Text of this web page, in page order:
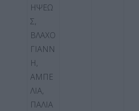
ΗΨΕΩ
Σ,
ΒΛΑΧΟ
ΓΙΑΝΝ
Η,
ΑΜΠΕ
ΛΙΑ,
ΠΑΛΙΑ